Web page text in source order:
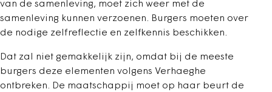
van de samenleving, moet zich weer met de
samenleving kunnen verzoenen. Burgers moeten over
de nodige zelfreflectie en zelfkennis beschikken.
Dat zal niet gemakkelijk zijn, omdat bij de meeste
burgers deze elementen volgens Verhaeghe
ontbreken. De maatschappij moet op haar beurt de